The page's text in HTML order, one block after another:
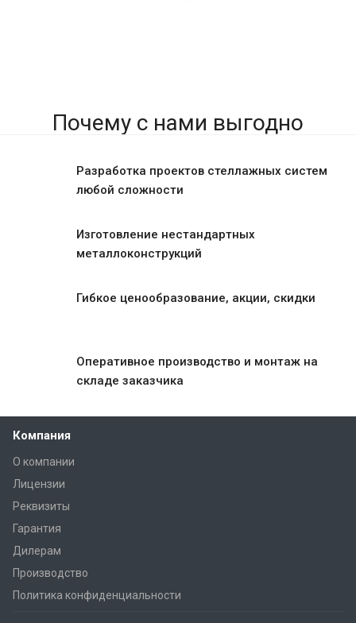
Почему с нами выгодно
Разработка проектов стеллажных систем
любой сложности
Изготовление нестандартных
металлоконструкций
Гибкое ценообразование, акции, скидки
Оперативное производство и монтаж на
складе заказчика
Компания
О компании
Лицензии
Реквизиты
Гарантия
Дилерам
Производство
Политика конфиденциальности
Отмена